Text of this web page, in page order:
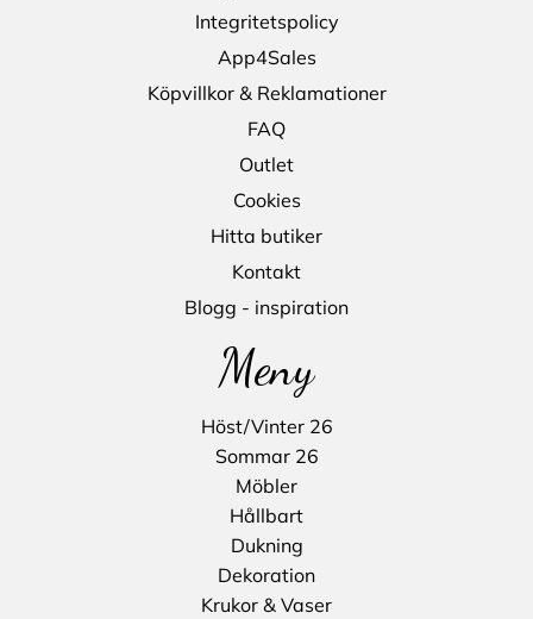
Integritetspolicy
App4Sales
Köpvillkor & Reklamationer
FAQ
Outlet
Cookies
Hitta butiker
Kontakt
Blogg - inspiration
Meny
Höst/Vinter 26
Sommar 26
Möbler
Hållbart
Dukning
Dekoration
Krukor & Vaser